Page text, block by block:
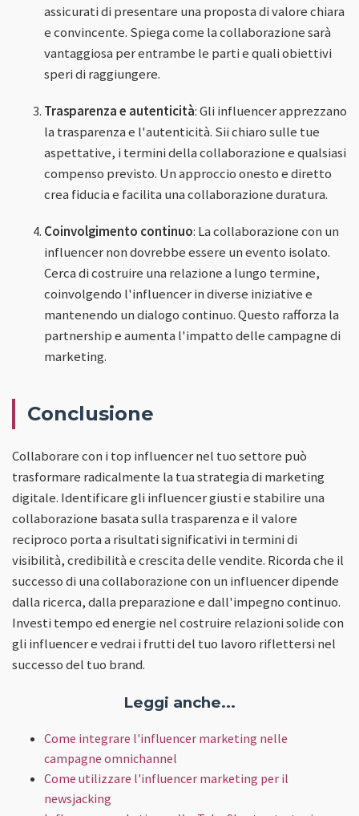
assicurati di presentare una proposta di valore chiara
e convincente. Spiega come la collaborazione sarà
vantaggiosa per entrambe le parti e quali obiettivi
speri di raggiungere.
Trasparenza e autenticità: Gli influencer apprezzano
la trasparenza e l'autenticità. Sii chiaro sulle tue
aspettative, i termini della collaborazione e qualsiasi
compenso previsto. Un approccio onesto e diretto
crea fiducia e facilita una collaborazione duratura.
Coinvolgimento continuo: La collaborazione con un
influencer non dovrebbe essere un evento isolato.
Cerca di costruire una relazione a lungo termine,
coinvolgendo l'influencer in diverse iniziative e
mantenendo un dialogo continuo. Questo rafforza la
partnership e aumenta l'impatto delle campagne di
marketing.
Conclusione
Collaborare con i top influencer nel tuo settore può
trasformare radicalmente la tua strategia di marketing
digitale. Identificare gli influencer giusti e stabilire una
collaborazione basata sulla trasparenza e il valore
reciproco porta a risultati significativi in termini di
visibilità, credibilità e crescita delle vendite. Ricorda che il
successo di una collaborazione con un influencer dipende
dalla ricerca, dalla preparazione e dall'impegno continuo.
Investi tempo ed energie nel costruire relazioni solide con
gli influencer e vedrai i frutti del tuo lavoro riflettersi nel
successo del tuo brand.
Leggi anche...
Come integrare l'influencer marketing nelle
campagne omnichannel
Come utilizzare l'influencer marketing per il
newsjacking